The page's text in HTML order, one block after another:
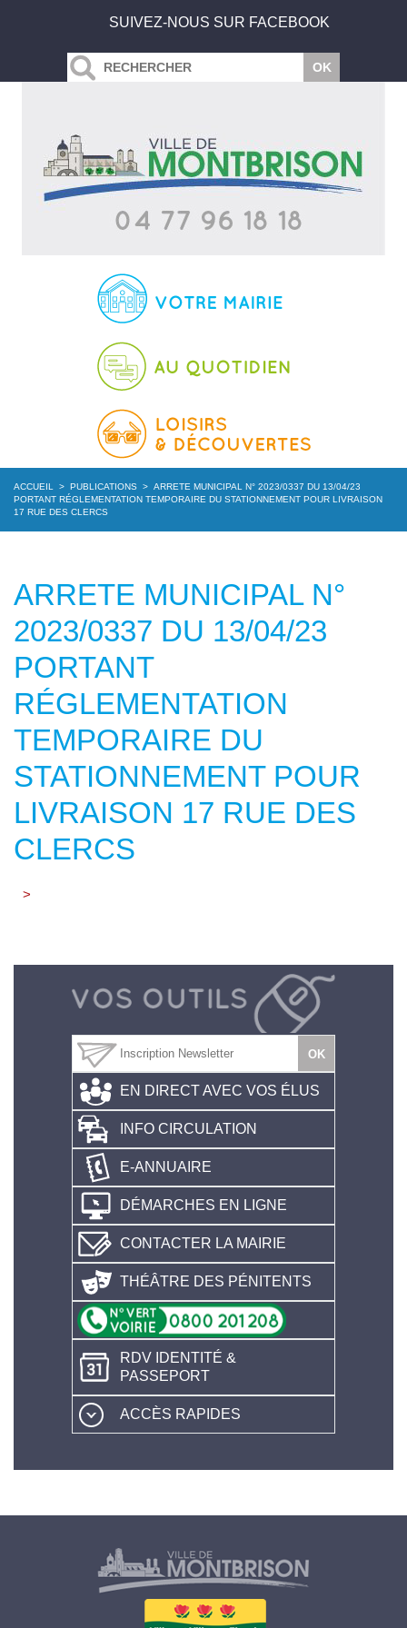
SUIVEZ-NOUS SUR FACEBOOK
ACCUEIL > PUBLICATIONS > ARRETE MUNICIPAL N° 2023/0337 DU 13/04/23
PORTANT RÉGLEMENTATION TEMPORAIRE DU STATIONNEMENT POUR LIVRAISON
17 RUE DES CLERCS
ARRETE MUNICIPAL N°
2023/0337 DU 13/04/23
PORTANT
RÉGLEMENTATION
TEMPORAIRE DU
STATIONNEMENT POUR
LIVRAISON 17 RUE DES
CLERCS
>
EN DIRECT AVEC VOS ÉLUS
INFO CIRCULATION
E-ANNUAIRE
DÉMARCHES EN LIGNE
CONTACTER LA MAIRIE
THÉÂTRE DES PÉNITENTS
RDV IDENTITÉ &
PASSEPORT
ACCÈS RAPIDES